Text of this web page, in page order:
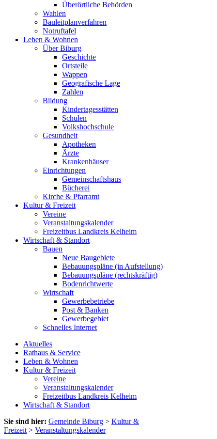
Überörtliche Behörden
Wahlen
Bauleitplanverfahren
Notruftafel
Leben & Wohnen
Über Biburg
Geschichte
Ortsteile
Wappen
Geografische Lage
Zahlen
Bildung
Kindertagesstätten
Schulen
Volkshochschule
Gesundheit
Apotheken
Ärzte
Krankenhäuser
Einrichtungen
Gemeinschaftshaus
Bücherei
Kirche & Pfarramt
Kultur & Freizeit
Vereine
Veranstaltungskalender
Freizeitbus Landkreis Kelheim
Wirtschaft & Standort
Bauen
Neue Baugebiete
Bebauungspläne (in Aufstellung)
Bebauungspläne (rechtskräftig)
Bodenrichtwerte
Wirtschaft
Gewerbebetriebe
Post & Banken
Gewerbegebiet
Schnelles Internet
Aktuelles
Rathaus & Service
Leben & Wohnen
Kultur & Freizeit
Vereine
Veranstaltungskalender
Freizeitbus Landkreis Kelheim
Wirtschaft & Standort
Sie sind hier: Gemeinde Biburg > Kultur &
Freizeit > Veranstaltungskalender